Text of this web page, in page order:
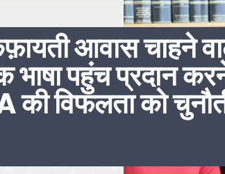
आवास चाहने
भाषा पहुंच प्रदान
की विफलता को